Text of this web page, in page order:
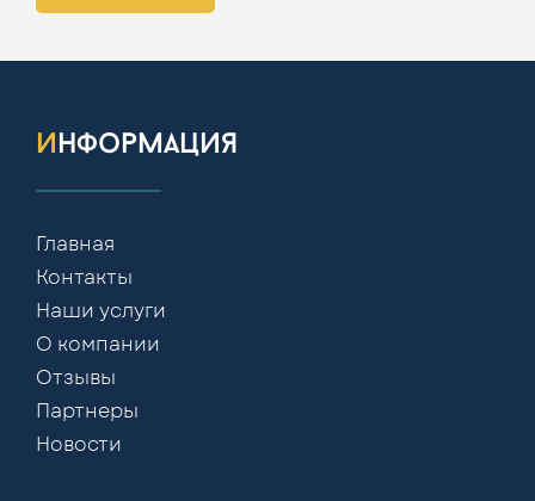
информация
Главная
Контакты
Наши услуги
О компании
Отзывы
Партнеры
Новости